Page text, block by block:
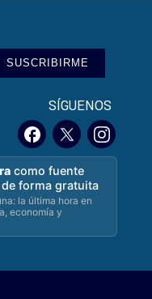
SUSCRIBIRME
SÍGUENOS
como fuente
forma gratuita
la última hora en
economía y